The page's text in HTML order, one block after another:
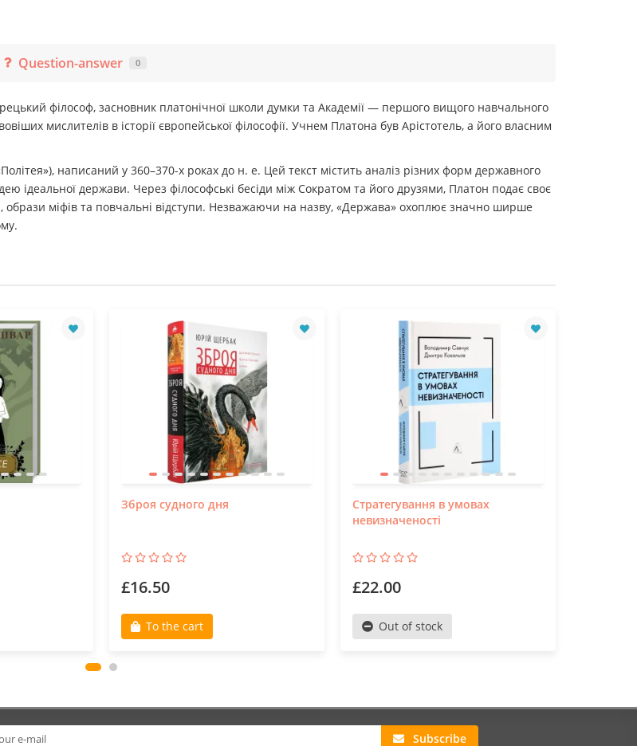
Question-answer 0
філософ, засновник платонічної школи думки та Академії — першого вищого навчального
мислителів в історії європейської філософії. Учнем Платона був Арістотель, а його власним
написаний у 360–370-х роках до н. е. Цей текст містить аналіз різних форм державного
ідеальної держави. Через філософські бесіди між Сократом та його друзями, Платон подає своє
міфів та повчальні відступи. Незважаючи на назву, «Держава» охоплює значно ширше
Зброя судного дня
£16.50
To the cart
Стратегування в умовах
невизначеності
£22.00
Out of stock
Subscribe